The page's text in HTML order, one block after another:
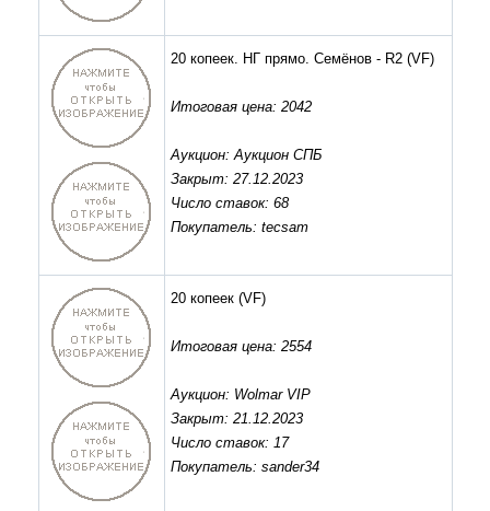
20 копеек. НГ прямо. Семёнов - R2(VF)
Итоговая цена: 2042
Аукцион: Аукцион СПБ
Закрыт: 27.12.2023
Число ставок: 68
Покупатель: tecsam
20 копеек(VF)
Итоговая цена: 2554
Аукцион: Wolmar VIP
Закрыт: 21.12.2023
Число ставок: 17
Покупатель: sander34